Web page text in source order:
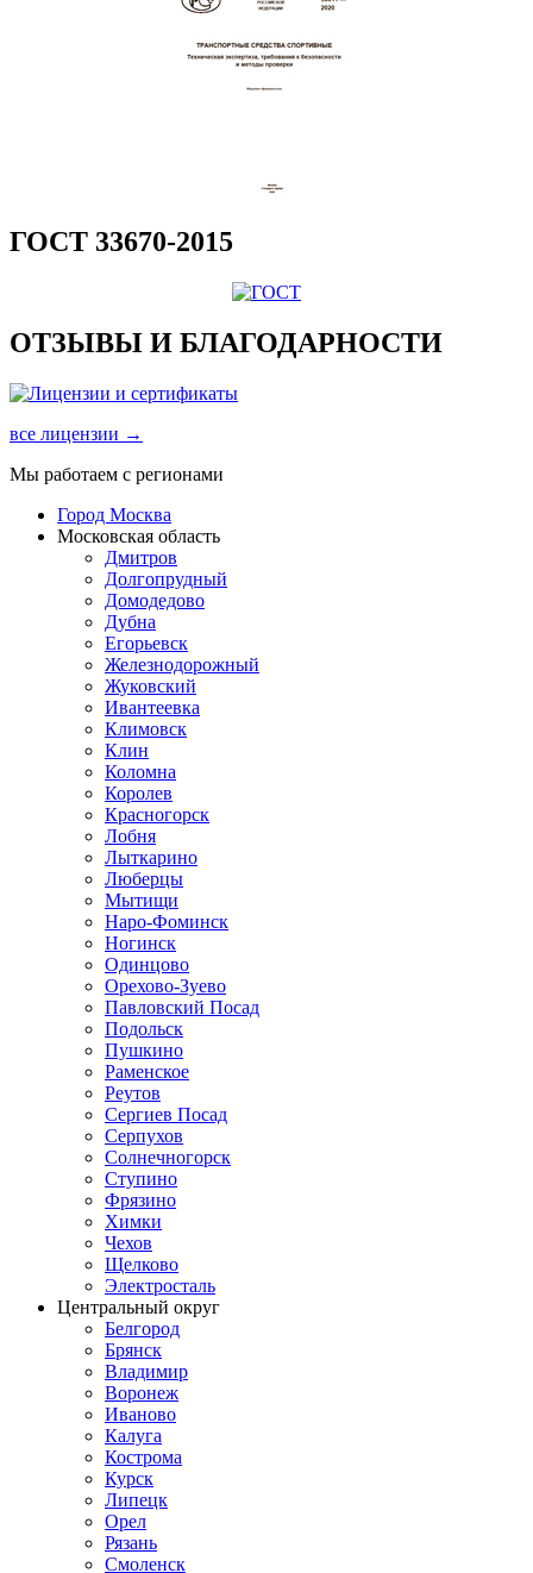
ГОСТ 33670-2015
ОТЗЫВЫ И БЛАГОДАРНОСТИ
все лицензии →
Мы работаем с регионами
Город Москва
Московская область
Дмитров
Долгопрудный
Домодедово
Дубна
Егорьевск
Железнодорожный
Жуковский
Ивантеевка
Климовск
Клин
Коломна
Королев
Красногорск
Лобня
Лыткарино
Люберцы
Мытищи
Наро-Фоминск
Ногинск
Одинцово
Орехово-Зуево
Павловский Посад
Подольск
Пушкино
Раменское
Реутов
Сергиев Посад
Серпухов
Солнечногорск
Ступино
Фрязино
Химки
Чехов
Щелково
Электросталь
Центральный округ
Белгород
Брянск
Владимир
Воронеж
Иваново
Калуга
Кострома
Курск
Липецк
Орел
Рязань
Смоленск